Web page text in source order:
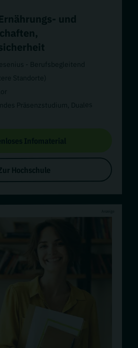
und
,
- Berufsbegleitend
Standorte)
Präsenzstudium, Duales
Hochschule